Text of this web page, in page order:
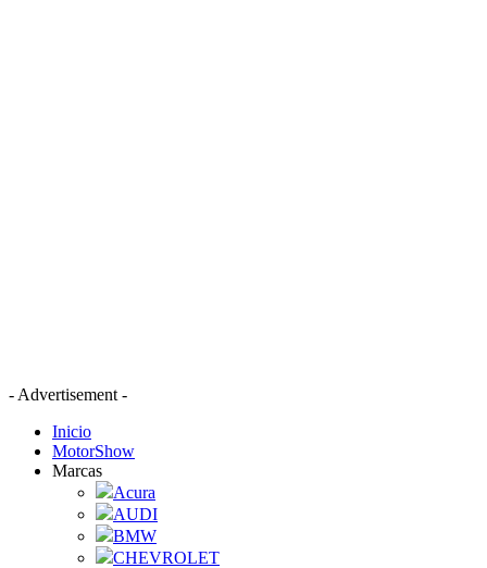
- Advertisement -
Inicio
MotorShow
Marcas
Acura
AUDI
BMW
CHEVROLET